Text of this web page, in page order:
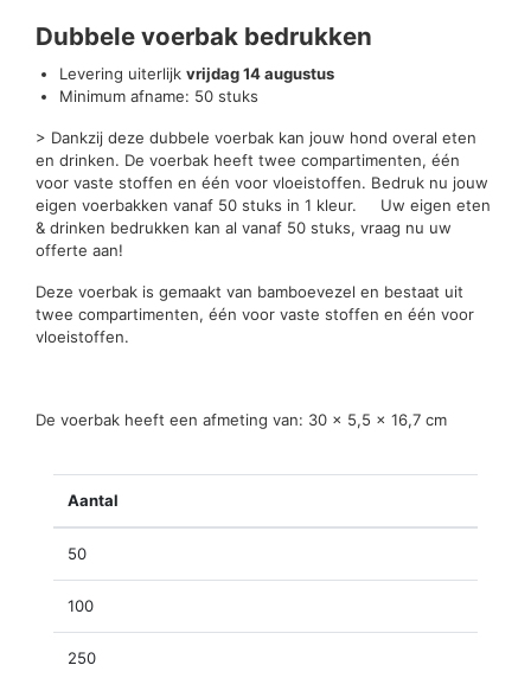
Dubbele voerbak bedrukken
Levering uiterlijk vrijdag 14 augustus
Minimum afname: 50 stuks
> Dankzij deze dubbele voerbak kan jouw hond overal eten
en drinken. De voerbak heeft twee compartimenten, één
voor vaste stoffen en één voor vloeistoffen. Bedruk nu jouw
eigen voerbakken vanaf 50 stuks in 1 kleur. Uw eigen eten
& drinken bedrukken kan al vanaf 50 stuks, vraag nu uw
offerte aan!
Deze voerbak is gemaakt van bamboevezel en bestaat uit
twee compartimenten, één voor vaste stoffen en één voor
vloeistoffen.
De voerbak heeft een afmeting van: 30 x 5,5 x 16,7 cm
Aantal
50
100
250